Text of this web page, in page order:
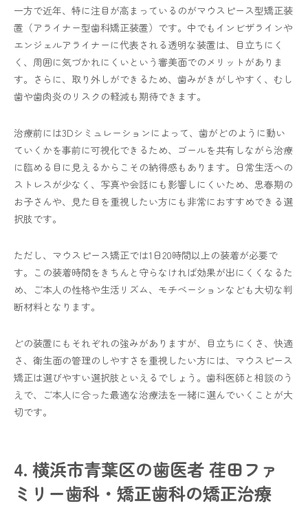
一方で近年、特に注目が高まっているのがマウスピース型矯正装
置（アライナー型歯科矯正装置）です。中でもインビザラインや
エンジェルアライナーに代表される透明な装置は、目立ちにく
く、周囲に気づかれにくいという審美面でのメリットがありま
す。さらに、取り外しができるため、歯みがきがしやすく、むし
歯や歯肉炎のリスクの軽減も期待できます。
治療前には3Dシミュレーションによって、歯がどのように動い
ていくかを事前に可視化できるため、ゴールを共有しながら治療
に臨める目に見えるからこその納得感もあります。日常生活への
ストレスが少なく、写真や会話にも影響しにくいため、思春期の
お子さんや、見た目を重視したい方にも非常におすすめできる選
択肢です。
ただし、マウスピース矯正では1日20時間以上の装着が必要で
す。この装着時間をきちんと守らなければ効果が出にくくなるた
め、ご本人の性格や生活リズム、モチベーションなども大切な判
断材料となります。
どの装置にもそれぞれの強みがありますが、目立ちにくさ、快適
さ、衛生面の管理のしやすさを重視したい方には、マウスピース
矯正は選びやすい選択肢といえるでしょう。歯科医師と相談のう
えで、ご本人に合った最適な治療法を一緒に選んでいくことが大
切です。
4. 横浜市青葉区の歯医者 荏田ファ
ミリー歯科・矯正歯科の矯正治療